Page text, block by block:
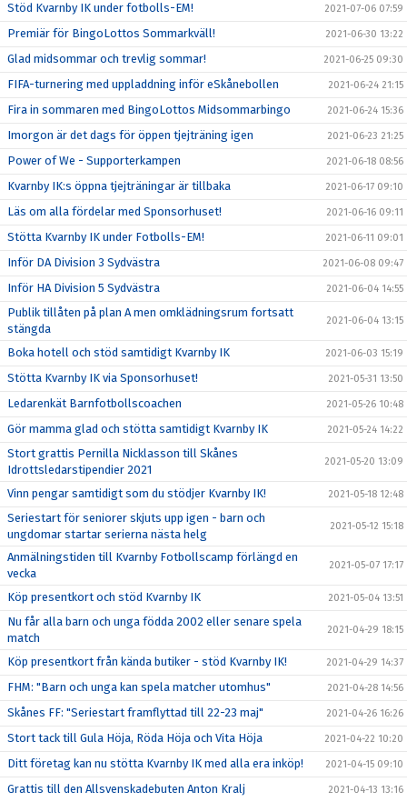
Stöd Kvarnby IK under fotbolls-EM! 2021-07-06 07:59
Premiär för BingoLottos Sommarkväll! 2021-06-30 13:22
Glad midsommar och trevlig sommar! 2021-06-25 09:30
FIFA-turnering med uppladdning inför eSkånebollen 2021-06-24 21:15
Fira in sommaren med BingoLottos Midsommarbingo 2021-06-24 15:36
Imorgon är det dags för öppen tjejträning igen 2021-06-23 21:25
Power of We - Supporterkampen 2021-06-18 08:56
Kvarnby IK:s öppna tjejträningar är tillbaka 2021-06-17 09:10
Läs om alla fördelar med Sponsorhuset! 2021-06-16 09:11
Stötta Kvarnby IK under Fotbolls-EM! 2021-06-11 09:01
Inför DA Division 3 Sydvästra 2021-06-08 09:47
Inför HA Division 5 Sydvästra 2021-06-04 14:55
Publik tillåten på plan A men omklädningsrum fortsatt
stängda
2021-06-04 13:15
Boka hotell och stöd samtidigt Kvarnby IK 2021-06-03 15:19
Stötta Kvarnby IK via Sponsorhuset! 2021-05-31 13:50
Ledarenkät Barnfotbollscoachen 2021-05-26 10:48
Gör mamma glad och stötta samtidigt Kvarnby IK 2021-05-24 14:22
Stort grattis Pernilla Nicklasson till Skånes
Idrottsledarstipendier 2021
2021-05-20 13:09
Vinn pengar samtidigt som du stödjer Kvarnby IK! 2021-05-18 12:48
Seriestart för seniorer skjuts upp igen - barn och
ungdomar startar serierna nästa helg
2021-05-12 15:18
Anmälningstiden till Kvarnby Fotbollscamp förlängd en
vecka
2021-05-07 17:17
Köp presentkort och stöd Kvarnby IK 2021-05-04 13:51
Nu får alla barn och unga födda 2002 eller senare spela
match
2021-04-29 18:15
Köp presentkort från kända butiker - stöd Kvarnby IK! 2021-04-29 14:37
FHM: "Barn och unga kan spela matcher utomhus" 2021-04-28 14:56
Skånes FF: "Seriestart framflyttad till 22-23 maj" 2021-04-26 16:26
Stort tack till Gula Höja, Röda Höja och Vita Höja 2021-04-22 10:20
Ditt företag kan nu stötta Kvarnby IK med alla era inköp! 2021-04-15 09:10
Grattis till den Allsvenskadebuten Anton Kralj 2021-04-13 13:16